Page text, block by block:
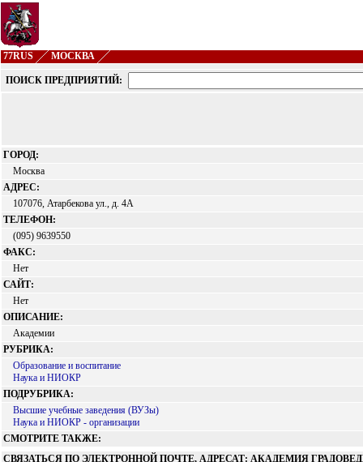
77RUS МОСКВА
ПОИСК ПРЕДПРИЯТИЙ:
ГОРОД:
Москва
АДРЕС:
107076, Атарбекова ул., д. 4А
ТЕЛЕФОН:
(095) 9639550
ФАКС:
Нет
САЙТ:
Нет
ОПИСАНИЕ:
Академии
РУБРИКА:
Образование и воспитание
Наука и НИОКР
ПОДРУБРИКА:
Высшие учебные заведения (ВУЗы)
Наука и НИОКР - организации
СМОТРИТЕ ТАКЖЕ:
СВЯЗАТЬСЯ ПО ЭЛЕКТРОННОЙ ПОЧТЕ, АДРЕСАТ: АКАДЕМИЯ